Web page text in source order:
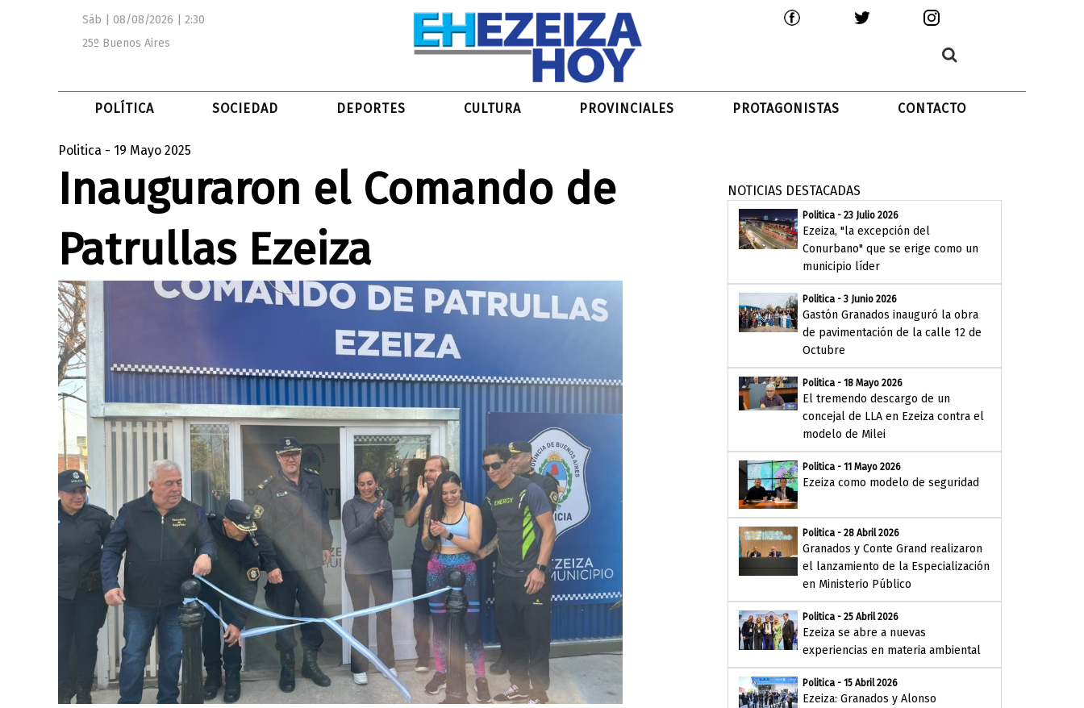
Sáb | 08/08/2026 | 2:30
25º Buenos Aires
POLÍTICA SOCIEDAD DEPORTES CULTURA PROVINCIALES PROTAGONISTAS CONTACTO
Politica - 19 Mayo 2025
Inauguraron el Comando de
Patrullas Ezeiza
NOTICIAS DESTACADAS
Politica - 23 Julio 2026
Ezeiza, "la excepción del
Conurbano" que se erige como un
municipio líder
Politica - 3 Junio 2026
Gastón Granados inauguró la obra
de pavimentación de la calle 12 de
Octubre
Politica - 18 Mayo 2026
El tremendo descargo de un
concejal de LLA en Ezeiza contra el
modelo de Milei
Politica - 11 Mayo 2026
Ezeiza como modelo de seguridad
Politica - 28 Abril 2026
Granados y Conte Grand realizaron
el lanzamiento de la Especialización
en Ministerio Público
Politica - 25 Abril 2026
Ezeiza se abre a nuevas
experiencias en materia ambiental
Politica - 15 Abril 2026
Ezeiza: Granados y Alonso